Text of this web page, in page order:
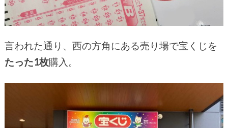
言われた通り、西の方角にある売り場で宝くじを
たった1枚購入。